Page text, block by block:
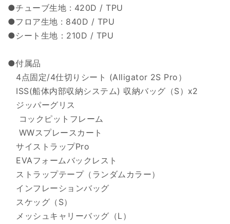
●チューブ生地 : 420D / TPU
●フロア生地 : 840D / TPU
●シート生地：210D / TPU
●付属品
4点固定/4仕切りシート (Alligator 2S Pro）
ISS(船体内部収納システム) 収納バッグ（S）x2
ジッパーグリス
コックピットフレーム
WWスプレースカート
サイストラップPro
EVAフォームバックレスト
ストラップテープ（ランダムカラー）
インフレーションバッグ
スケッグ（S）
メッシュキャリーバッグ（L）